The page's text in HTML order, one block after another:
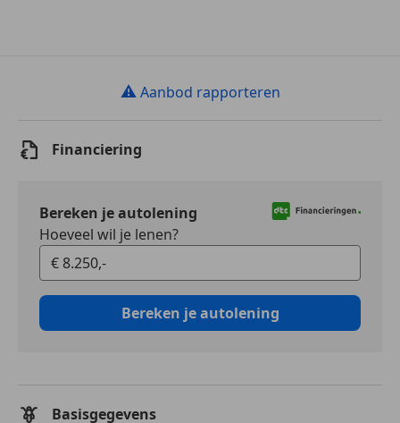
⚠ Aanbod rapporteren
Financiering
Bereken je autolening
Hoeveel wil je lenen?
Bereken je autolening
Basisgegevens